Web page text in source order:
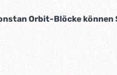
Orbit-Blöcke